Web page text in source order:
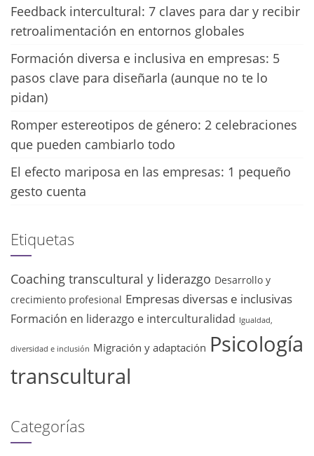
Feedback intercultural: 7 claves para dar y recibir
retroalimentación en entornos globales
Formación diversa e inclusiva en empresas: 5
pasos clave para diseñarla (aunque no te lo
pidan)
Romper estereotipos de género: 2 celebraciones
que pueden cambiarlo todo
El efecto mariposa en las empresas: 1 pequeño
gesto cuenta
Etiquetas
Coaching transcultural y liderazgo Desarrollo y
crecimiento profesional Empresas diversas e inclusivas
Formación en liderazgo e interculturalidad Igualdad,
diversidad e inclusión Migración y adaptación Psicología
transcultural
Categorías